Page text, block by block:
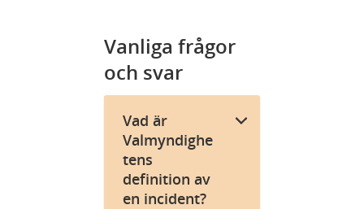
Vanliga frågor
och svar
Vad är
Valmyndighe
tens
definition av
en incident?